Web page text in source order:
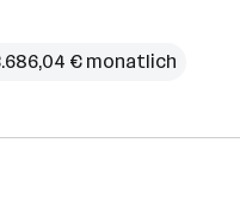
€ monatlich